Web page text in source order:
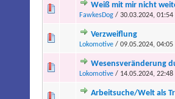
Weiß mit mir nicht
FawkesDog / 30.03.2024, 01:54
Verzweiflung
Lokomotive / 09.05.2024, 04:05
Wesensveränderung
Lokomotive / 14.05.2024, 22:48
Arbeitsuche/Welt als